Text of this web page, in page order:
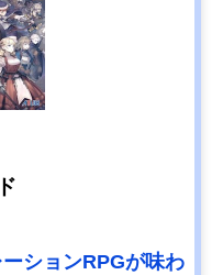
ションRPGが味わ